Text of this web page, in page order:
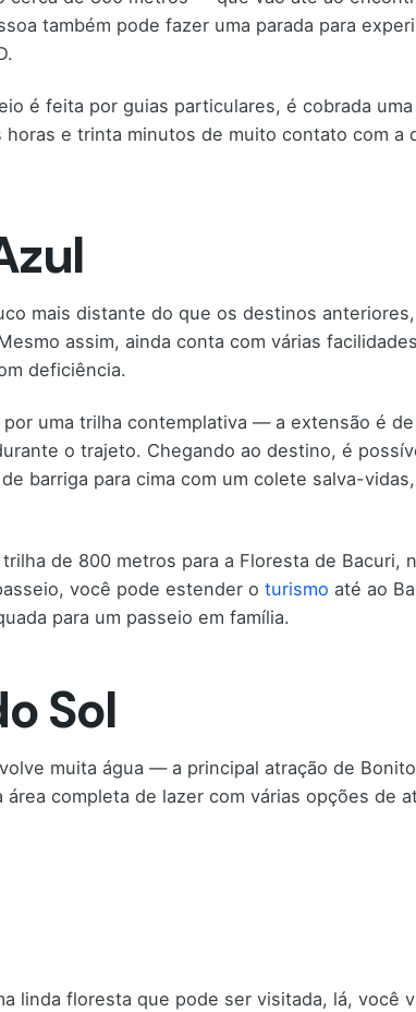
também pode fazer uma parada para
é feita por guias particulares, é cobrada
e trinta minutos de muito contato com a
mais distante do que os destinos
assim, ainda conta com várias
deficiência.
uma trilha contemplativa — a extensão é
o trajeto. Chegando ao destino, é
barriga para cima com um colete salva-
de 800 metros para a Floresta de Bacuri,
você pode estender o turismo até ao
para um passeio em família.
Sol
muita água — a principal atração de
completa de lazer com várias opções de
linda floresta que pode ser visitada, lá, você